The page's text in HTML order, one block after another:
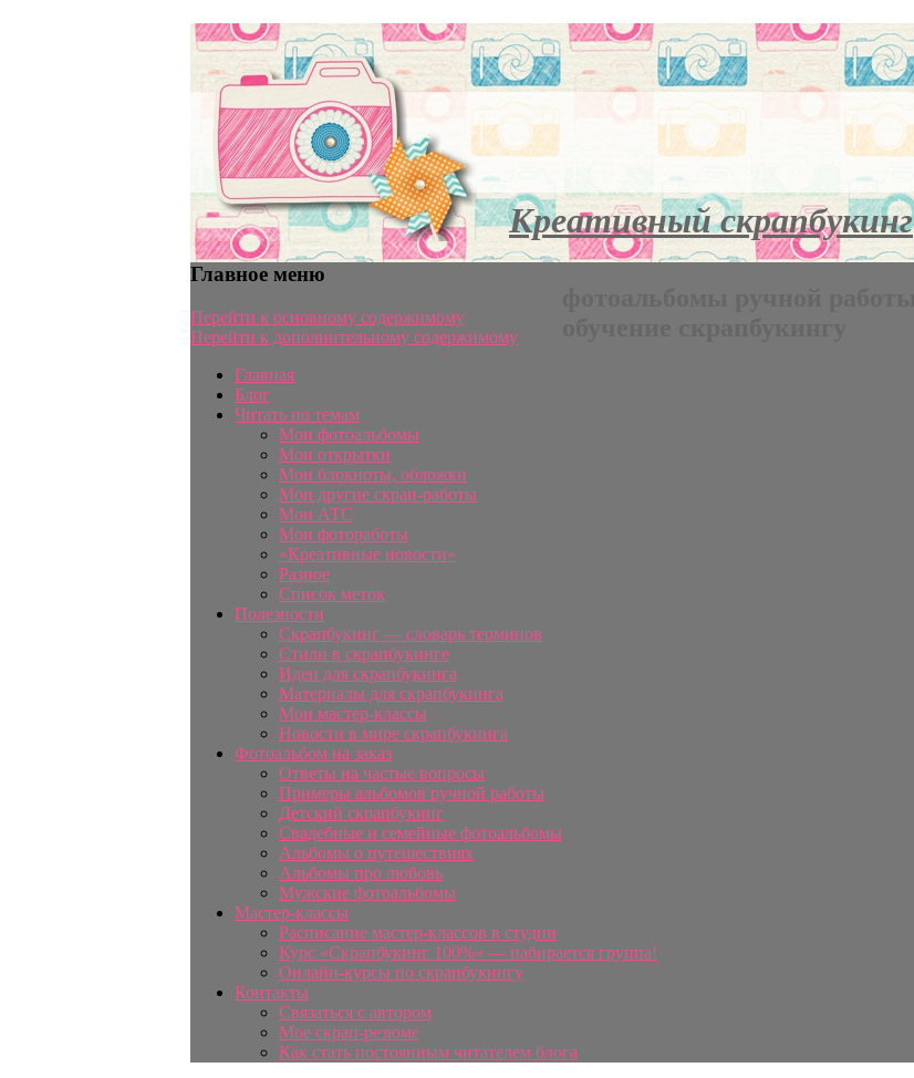
Креативный скрапбукинг
Главное меню
Перейти к основному содержимому
Перейти к дополнительному содержимому
Главная
Блог
Читать по темам
Мои фотоальбомы
Мои открытки
Мои блокноты, обложки
Мои другие скрап-работы
Мои АТС
Мои фотоработы
«Креативные новости»
Разное
Список меток
Полезности
Скрапбукинг — словарь терминов
Стили в скрапбукинге
Идеи для скрапбукинга
Материалы для скрапбукинга
Мои мастер-классы
Новости в мире скрапбукинга
Фотоальбом на заказ
Ответы на частые вопросы
Примеры альбомов ручной работы
Детский скрапбукинг
Свадебные и семейные фотоальбомы
Альбомы о путешествиях
Альбомы про любовь
Мужские фотоальбомы
Мастер-классы
Расписание мастер-классов в студии
Курс «Скрапбукинг 100%» — набирается группа!
Онлайн-курсы по скрапбукингу
Контакты
Связаться с автором
Мое скрап-резюме
Как стать постоянным читателем блога